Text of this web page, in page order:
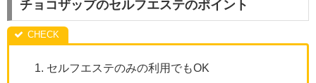
チョコザップのセルフエステのポイント
セルフエステのみの利用でもOK